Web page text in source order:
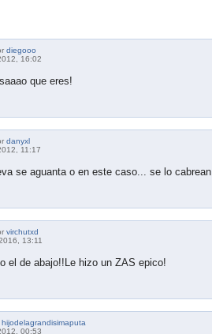
diegooo
16:02
que eres!
danyxl
11:17
se aguanta o en este caso... se lo cabrean
virchutxd
13:11
el de abajo!!Le hizo un ZAS epico!
hijodelagrandisimaputa
00:53